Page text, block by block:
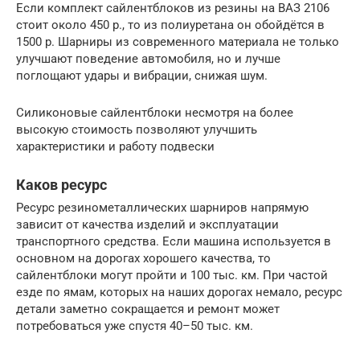
Если комплект сайлентблоков из резины на ВАЗ 2106
стоит около 450 р., то из полиуретана он обойдётся в
1500 р. Шарниры из современного материала не только
улучшают поведение автомобиля, но и лучше
поглощают удары и вибрации, снижая шум.
Силиконовые сайлентблоки несмотря на более
высокую стоимость позволяют улучшить
характеристики и работу подвески
Каков ресурс
Ресурс резинометаллических шарниров напрямую
зависит от качества изделий и эксплуатации
транспортного средства. Если машина используется в
основном на дорогах хорошего качества, то
сайлентблоки могут пройти и 100 тыс. км. При частой
езде по ямам, которых на наших дорогах немало, ресурс
детали заметно сокращается и ремонт может
потребоваться уже спустя 40–50 тыс. км.